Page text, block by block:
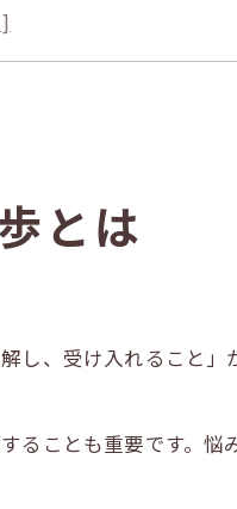
とは何かを解説
流れを知ろう
童発達支援選定法
援内容の見極め方
の理念解説
を導く理由
実践的な価値
とは
し、受け入れること
ことも重要です。